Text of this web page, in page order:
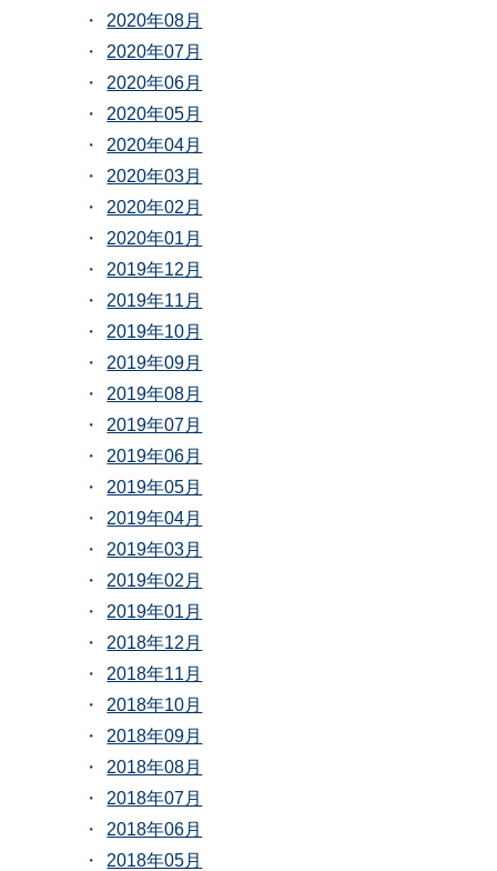
2020年08月
2020年07月
2020年06月
2020年05月
2020年04月
2020年03月
2020年02月
2020年01月
2019年12月
2019年11月
2019年10月
2019年09月
2019年08月
2019年07月
2019年06月
2019年05月
2019年04月
2019年03月
2019年02月
2019年01月
2018年12月
2018年11月
2018年10月
2018年09月
2018年08月
2018年07月
2018年06月
2018年05月